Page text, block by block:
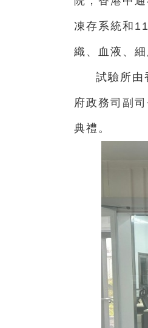
凍存系統和
織、血液、
試驗所由
府政務司副
典禮。